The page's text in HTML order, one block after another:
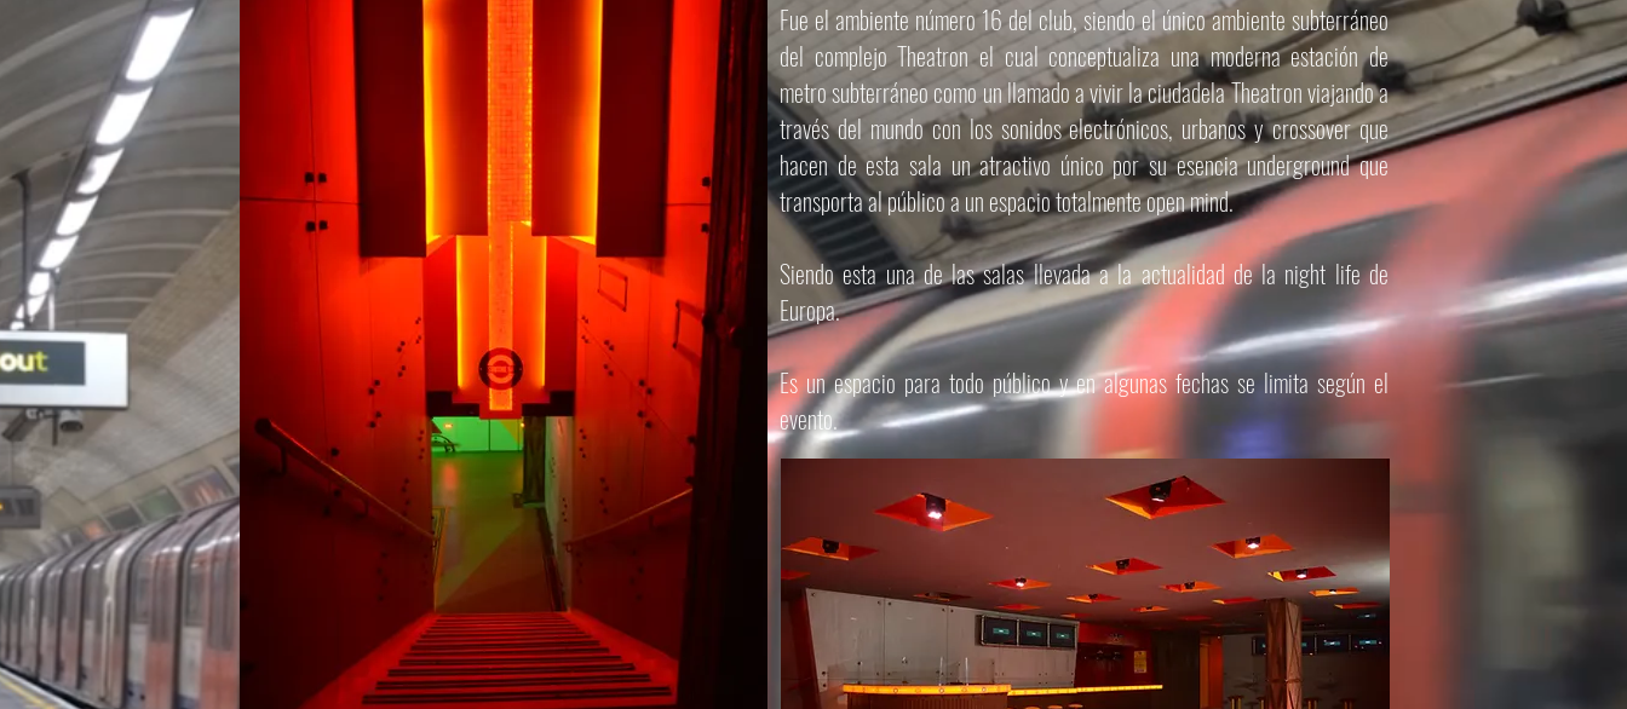
Fue el ambiente número 16 del club, siendo el único ambiente subterráneo
del complejo Theatron el cual conceptualiza una moderna estación de
metro subterráneo como un llamado a vivir la ciudadela Theatron viajando a
través del mundo con los sonidos electrónicos, urbanos y crossover que
hacen de esta sala un atractivo único por su esencia underground que
transporta al público a un espacio totalmente open mind.
Siendo esta una de las salas llevada a la actualidad de la night life de
Europa.
Es un espacio para todo público y en algunas fechas se limita según el
evento.